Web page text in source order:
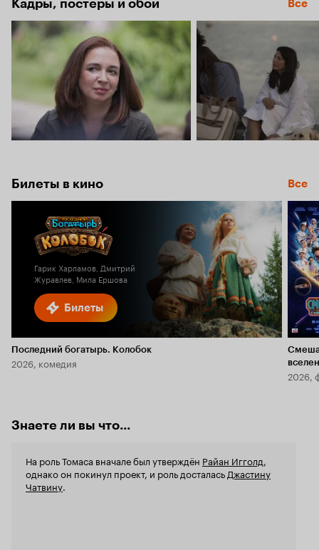
Кадры, постеры и обои Все
Билеты в кино Все
Билеты
Гарик Харламов, Дмитрий
Журавлев, Мила Ершова
Последний богатырь. Колобок
2026, комедия
2026,
Знаете ли вы что...
На роль Томаса вначале был утверждён Райан Игголд
однако он покинул проект, и роль досталась Джастину
Чатвину